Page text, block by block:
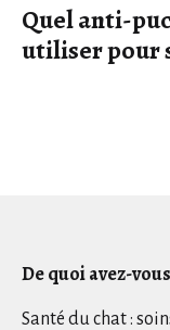
Quel anti-
utiliser pour
De quoi avez-
Santé du chat :